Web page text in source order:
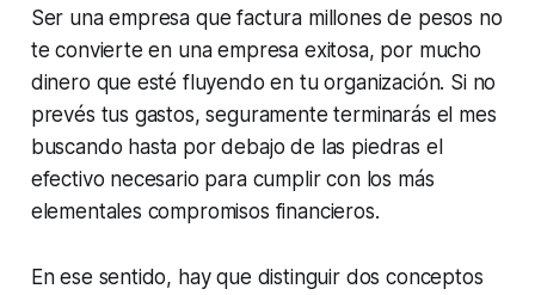
Ser una empresa que factura millones de pesos no
te convierte en una empresa exitosa, por mucho
dinero que esté fluyendo en tu organización. Si no
prevés tus gastos, seguramente terminarás el mes
buscando hasta por debajo de las piedras el
efectivo necesario para cumplir con los más
elementales compromisos financieros.
En ese sentido, hay que distinguir dos conceptos